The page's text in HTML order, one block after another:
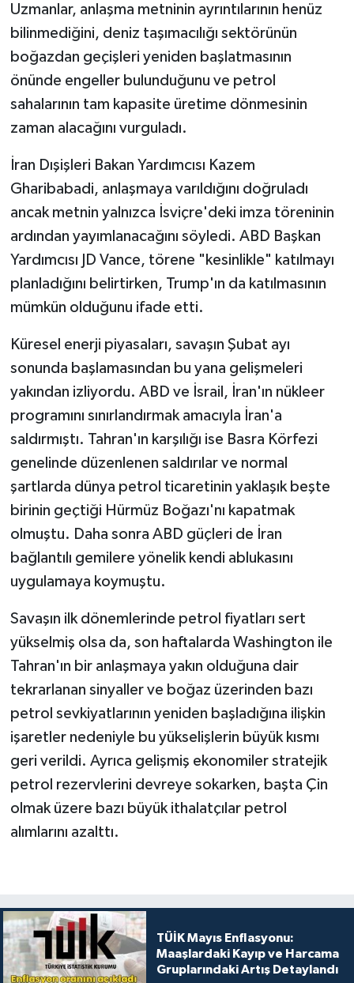
Uzmanlar, anlaşma metninin ayrıntılarının henüz
bilinmediğini, deniz taşımacılığı sektörünün
boğazdan geçişleri yeniden başlatmasının
önünde engeller bulunduğunu ve petrol
sahalarının tam kapasite üretime dönmesinin
zaman alacağını vurguladı.
İran Dışişleri Bakan Yardımcısı Kazem
Gharibabadi, anlaşmaya varıldığını doğruladı
ancak metnin yalnızca İsviçre'deki imza töreninin
ardından yayımlanacağını söyledi. ABD Başkan
Yardımcısı JD Vance, törene "kesinlikle" katılmayı
planladığını belirtirken, Trump'ın da katılmasının
mümkün olduğunu ifade etti.
Küresel enerji piyasaları, savaşın Şubat ayı
sonunda başlamasından bu yana gelişmeleri
yakından izliyordu. ABD ve İsrail, İran'ın nükleer
programını sınırlandırmak amacıyla İran'a
saldırmıştı. Tahran'ın karşılığı ise Basra Körfezi
genelinde düzenlenen saldırılar ve normal
şartlarda dünya petrol ticaretinin yaklaşık beşte
birinin geçtiği Hürmüz Boğazı'nı kapatmak
olmuştu. Daha sonra ABD güçleri de İran
bağlantılı gemilere yönelik kendi ablukasını
uygulamaya koymuştu.
Savaşın ilk dönemlerinde petrol fiyatları sert
yükselmiş olsa da, son haftalarda Washington ile
Tahran'ın bir anlaşmaya yakın olduğuna dair
tekrarlanan sinyaller ve boğaz üzerinden bazı
petrol sevkiyatlarının yeniden başladığına ilişkin
işaretler nedeniyle bu yükselişlerin büyük kısmı
geri verildi. Ayrıca gelişmiş ekonomiler stratejik
petrol rezervlerini devreye sokarken, başta Çin
olmak üzere bazı büyük ithalatçılar petrol
alımlarını azalttı.
TÜİK Mayıs Enflasyonu:
Maaşlardaki Kayıp ve Harcama
Gruplarındaki Artış Detaylandı